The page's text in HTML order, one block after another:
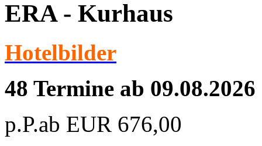
ERA - Kurhaus
Hotelbilder
48 Termine ab 09.08.2026
p.P.ab EUR 676,00